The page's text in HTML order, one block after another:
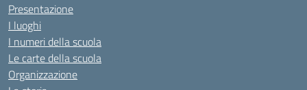
Presentazione
I luoghi
I numeri della scuola
Le carte della scuola
Organizzazione